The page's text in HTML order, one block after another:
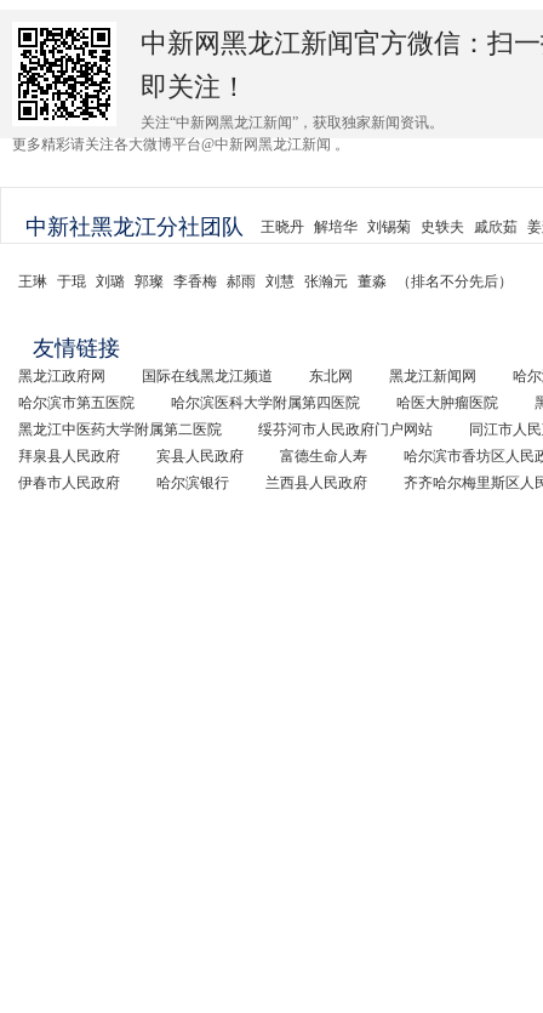
中新网黑龙江新闻官方微信：扫
即关注！
关注“中新网黑龙江新闻”，获取独家新闻资讯。
更多精彩请关注各大微博平台@中新网黑龙江新闻 。
中新社黑龙江分社团队 王晓丹 解培华 刘锡菊 史轶夫 戚欣茹
王琳 于琨 刘璐 郭璨 李香梅 郝雨 刘慧 张瀚元 董淼 （排名不分先后）
友情链接
黑龙江政府网 国际在线黑龙江频道 东北网 黑龙江新闻网
哈
哈尔滨市第五医院
哈尔滨医科大学附属第四医院 哈医大肿瘤医院
黑龙江中医药大学附属第二医院
绥芬河市人民政府门户网站
同江市人
拜泉县人民政府
宾县人民政府 富德生命人寿
哈尔滨市香坊区人民
伊春市人民政府
哈尔滨银行 兰西县人民政府 齐齐哈尔梅里斯区人